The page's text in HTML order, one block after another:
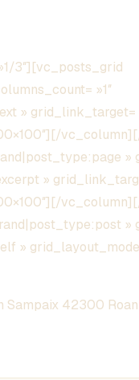
3″][vc_posts_grid
»1″
» grid_link_target=
»
»
»
»
Sampaix 42300